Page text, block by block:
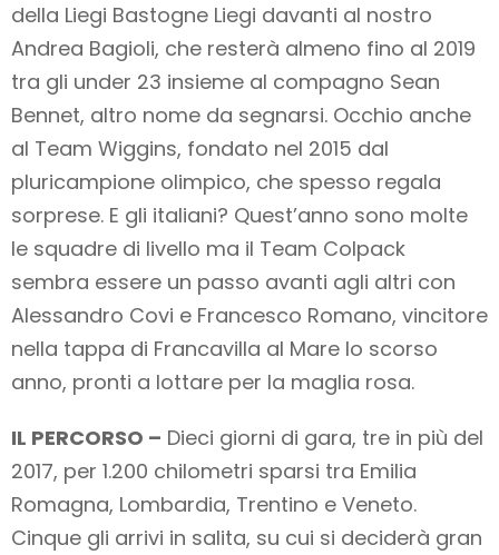
della Liegi Bastogne Liegi davanti al nostro
Andrea Bagioli, che resterà almeno fino al 2019
tra gli under 23 insieme al compagno Sean
Bennet, altro nome da segnarsi. Occhio anche
al Team Wiggins, fondato nel 2015 dal
pluricampione olimpico, che spesso regala
sorprese. E gli italiani? Quest’anno sono molte
le squadre di livello ma il Team Colpack
sembra essere un passo avanti agli altri con
Alessandro Covi e Francesco Romano, vincitore
nella tappa di Francavilla al Mare lo scorso
anno, pronti a lottare per la maglia rosa.
IL PERCORSO – Dieci giorni di gara, tre in più del
2017, per 1.200 chilometri sparsi tra Emilia
Romagna, Lombardia, Trentino e Veneto.
Cinque gli arrivi in salita, su cui si deciderà gran